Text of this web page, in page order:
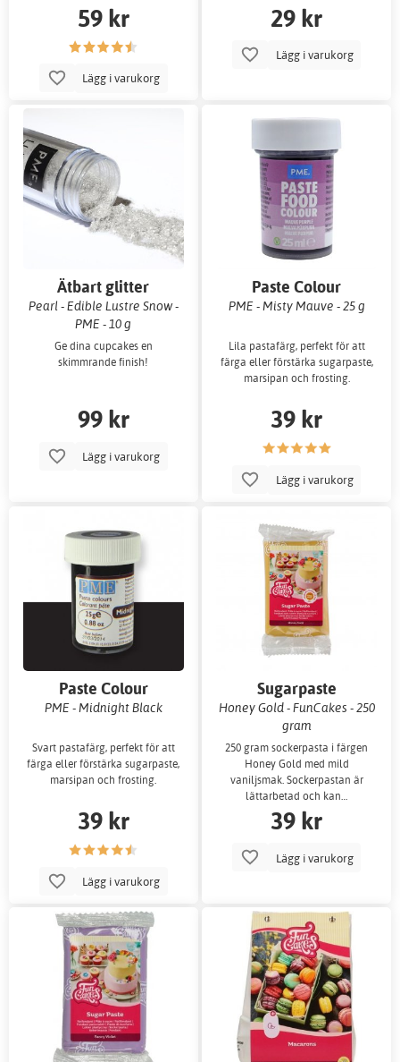
59 kr
Lägg i varukorg
29 kr
Lägg i varukorg
Ätbart glitter
Pearl - Edible Lustre Snow -
PME - 10 g
Ge dina cupcakes en
skimmrande finish!
99 kr
Lägg i varukorg
Paste Colour
PME - Misty Mauve - 25 g
Lila pastafärg, perfekt för att
färga eller förstärka sugarpaste,
marsipan och frosting.
39 kr
Lägg i varukorg
Paste Colour
PME - Midnight Black
Svart pastafärg, perfekt för att
färga eller förstärka sugarpaste,
marsipan och frosting.
39 kr
Lägg i varukorg
Sugarpaste
/Sockerpasta
Honey Gold - FunCakes - 250
gram
250 gram sockerpasta i färgen
Honey Gold med mild
vaniljsmak. Sockerpastan är
lättarbetad och kan…
39 kr
Lägg i varukorg